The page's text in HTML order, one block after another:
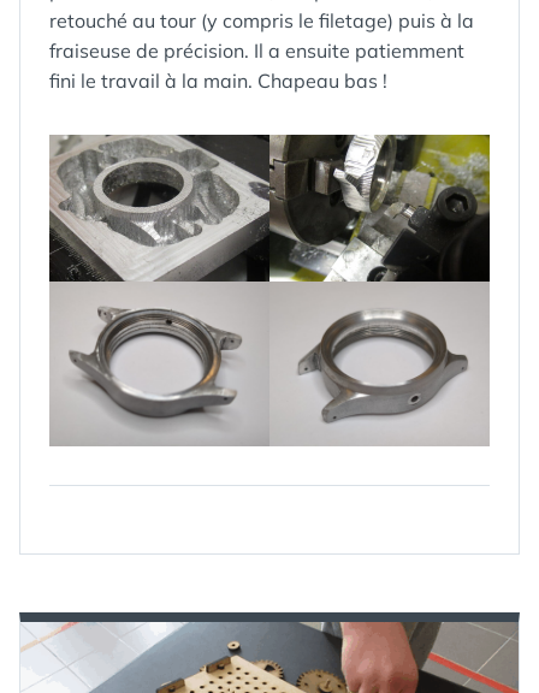
retouché au tour (y compris le filetage) puis à la
fraiseuse de précision. Il a ensuite patiemment
fini le travail à la main. Chapeau bas !